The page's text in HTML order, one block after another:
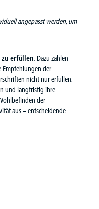
angepasst werden, um
erfüllen. Dazu zählen
Empfehlungen der
nicht nur erfüllen,
und langfristig ihre
der
aus – entscheidende